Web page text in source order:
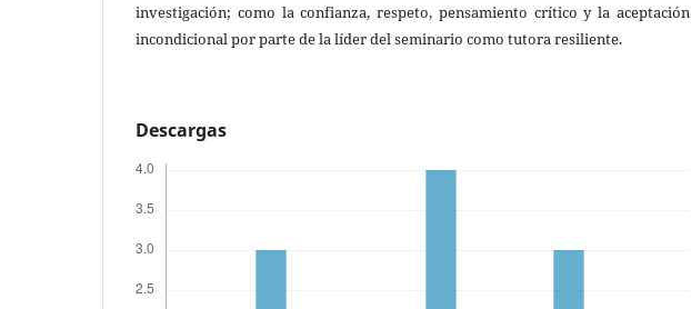
investigación; como la confianza, respeto, pensamiento crítico y la aceptación
incondicional por parte de la líder del seminario como tutora resiliente.
Descargas